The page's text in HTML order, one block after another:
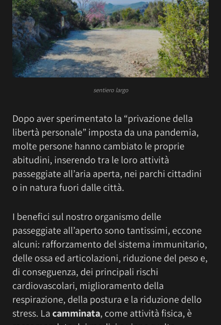
sentiero largo
Dopo aver sperimentato la “privazione della
libertà personale” imposta da una pandemia,
molte persone hanno cambiato le proprie
abitudini, inserendo tra le loro attività
passeggiate all’aria aperta, nei parchi cittadini
o in natura fuori dalle città.
I benefici sul nostro organismo delle
passeggiate all’aperto sono tantissimi, eccone
alcuni: rafforzamento del sistema immunitario,
delle ossa ed articolazioni, riduzione del peso e,
di conseguenza, dei principali rischi
cardiovascolari, miglioramento della
respirazione, della postura e la riduzione dello
stress. Lacamminata, come attività fisica, è